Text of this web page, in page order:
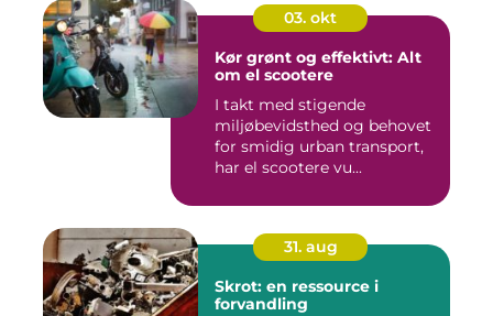
03. okt
Kør grønt og effektivt: Alt
om el scootere
I takt med stigende
miljøbevidsthed og behovet
for smidig urban transport,
har el scootere vu...
31. aug
Skrot: en ressource i
forvandling